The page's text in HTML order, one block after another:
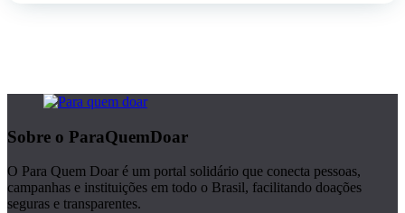
Sobre o ParaQuemDoar
O Para Quem Doar é um portal solidário que conecta pessoas,
campanhas e instituições em todo o Brasil, facilitando doações
seguras e transparentes.